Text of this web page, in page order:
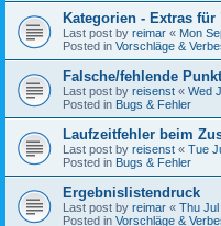
Kategorien - Extras
Last post by reimar « Mon
Posted in Vorschläge &
Falsche/fehlende
Last post by reisenst « Wed
Posted in Bugs & Fehler
Laufzeitfehler beim
Last post by reisenst « Tue
Posted in Bugs & Fehler
Ergebnislistendruck
Last post by reimar « Thu Jul
Posted in Vorschläge &